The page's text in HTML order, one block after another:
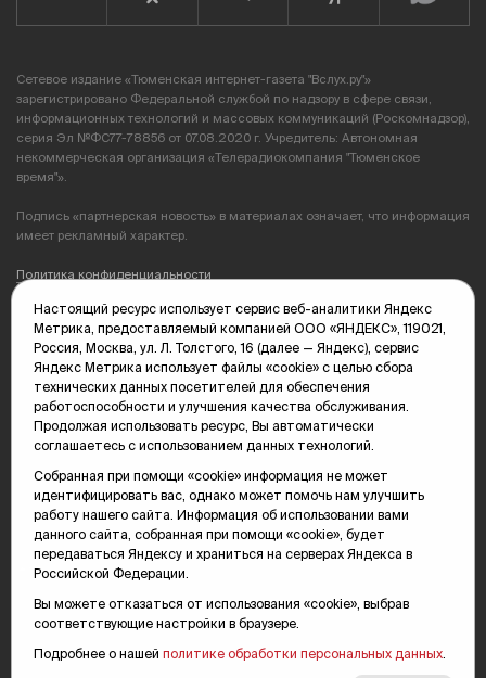
Сетевое издание «Тюменская интернет-газета "Вслух.ру"»
зарегистрировано Федеральной службой по надзору в сфере связи,
информационных технологий и массовых коммуникаций (Роскомнадзор),
серия Эл №ФС77-78856 от 07.08.2020 г. Учредитель: Автономная
некоммерческая организация «Телерадиокомпания "Тюменское
время"».
Подпись «партнерская новость» в материалах означает, что информация
имеет рекламный характер.
Политика конфиденциальности
Редакция: 625035, Тюмень, пр. Геологоразведчиков, 28А
(3452) 68-89-05
edit@vsluh.ru
Главный редактор: Панкина Т.Ю.
kika@vsluh.ru
По вопросам рекламы:
(3452) 68-89-78
kotovaev@sibinformburo.ru
mim@vsluh.ru
Настоящий ресурс использует сервис веб-аналитики Яндекс
Метрика, предоставляемый компанией ООО «ЯНДЕКС», 119021,
Россия, Москва, ул. Л. Толстого, 16 (далее — Яндекс), сервис
Яндекс Метрика использует файлы «cookie» с целью сбора
технических данных посетителей для обеспечения
работоспособности и улучшения качества обслуживания.
Продолжая использовать ресурс, Вы автоматически
соглашаетесь с использованием данных технологий.
Собранная при помощи «cookie» информация не может
идентифицировать вас, однако может помочь нам улучшить
работу нашего сайта. Информация об использовании вами
данного сайта, собранная при помощи «cookie», будет
передаваться Яндексу и храниться на серверах Яндекса в
Российской Федерации.
Вы можете отказаться от использования «cookie», выбрав
соответствующие настройки в браузере.
Подробнее о нашей политике обработки персональных данных